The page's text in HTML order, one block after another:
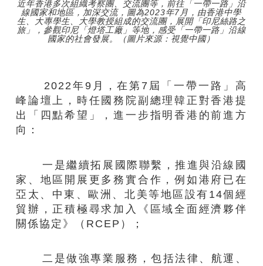
近年香港多次組織考察團、交流團等，前往「一帶一路」沿
線國家和地區，加深交流，圖為2023年7月，由香港中學
生、大專學生、大學教授組成的交流團，展開「印尼絲路之
旅」，參觀印尼「燈塔工廠」等地，感受「一帶一路」沿線
國家的社會發展。（圖片來源：視覺中國）
2022年9月，在第7屆「一帶一路」高
峰論壇上，時任國務院副總理韓正對香港提
出「四點希望」，進一步指明香港的前進方
向：
一是繼續拓展國際聯繫，推進與沿線國
家、地區開展更多務實合作，例如港府已在
亞太、中東、歐洲、北美等地區設有14個經
貿辦，正積極尋求加入《區域全面經濟夥伴
關係協定》（RCEP）；
二是做強專業服務，包括法律、航運、